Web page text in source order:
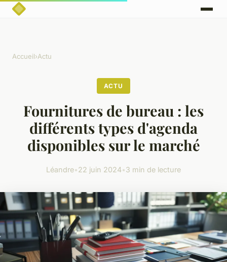
Accueil›Actu
ACTU
Fournitures de bureau : les
différents types d'agenda
disponibles sur le marché
Léandre•22 juin 2024•3 min de lecture